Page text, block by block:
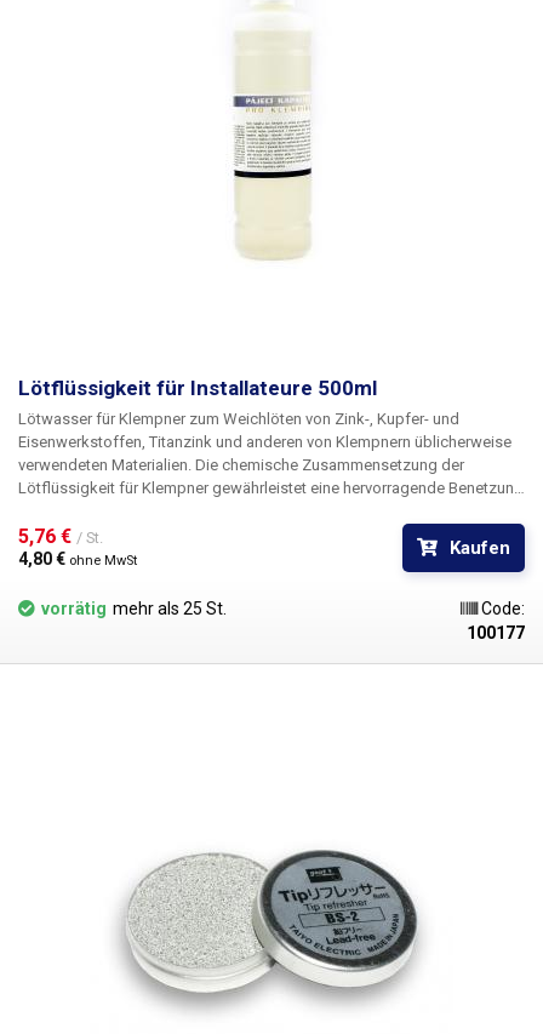
Lötflüssigkeit für Installateure 500ml
Lötwasser für Klempner zum Weichlöten von Zink-, Kupfer- und
Eisenwerkstoffen, Titanzink und anderen von Klempnern üblicherweise
verwendeten Materialien. Die chemische Zusammensetzung der
Lötflüssigkeit für Klempner gewährleistet eine hervorragende Benetzung
einer hochwertigen Lötstelle. Für eine qualitativ hochwertige Verbindung
muss das Lötmaterial von Oxiden und anderen Verunreinigungen
verwendet werden. Es wird empfohlen, das gelötete Material nach der
5,76 € / St.
4,80 € ohne MwSt
Kaufen
vorrätig mehr als 25 St.
Code:
100177